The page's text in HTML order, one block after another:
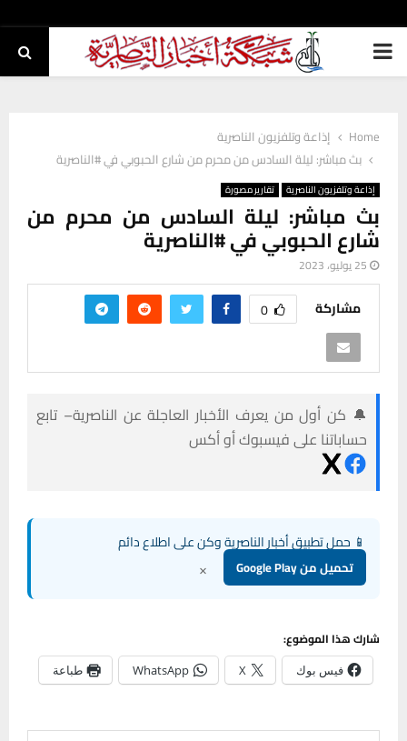
PRIMARY
Home
إذاعة وتلفزيون الناصرية
بث مباشر: ليلة السادس من محرم من شارع الحبوبي في #الناصرية
إذاعة وتلفزيون الناصرية تقارير مصورة
بث مباشر: ليلة السادس من محرم من
شارع الحبوبي في #الناصرية
25 يوليو، 2023
مشاركة 0
🔔 كن أول من يعرف الأخبار العاجلة عن الناصرية– تابع
حساباتنا على فيسبوك أو أكس
📱 حمل تطبيق أخبار الناصرية وكن على اطلاع دائم
تحميل من Google Play ×
شارك هذا الموضوع:
فيس بوك X
WhatsApp طباعة